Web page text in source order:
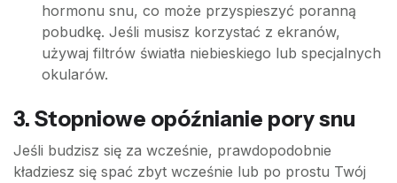
hormonu snu, co może przyspieszyć poranną
pobudkę. Jeśli musisz korzystać z ekranów,
używaj filtrów światła niebieskiego lub specjalnych
okularów.
3. Stopniowe opóźnianie pory snu
Jeśli budzisz się za wcześnie, prawdopodobnie
kładziesz się spać zbyt wcześnie lub po prostu Twój